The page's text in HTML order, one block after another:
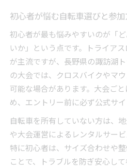
初心者が悩む自転車選びと参
初心者が最も悩みやすいのが「
いか」という点です。トライア
が主流ですが、長野県の諏訪湖
の大会では、クロスバイクやマ
可能な場合があります。大会ご
め、エントリー前に必ず公式サイ
自転車を所有していない方は、
や大会運営によるレンタルサービ
特に初心者は、サイズ合わせや
ことで、トラブルを防ぎ安心し